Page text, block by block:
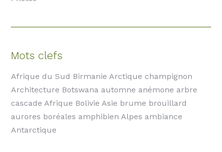
Mots clefs
Afrique du Sud Birmanie Arctique champignon
Architecture Botswana automne anémone arbre
cascade Afrique Bolivie Asie brume brouillard
aurores boréales amphibien Alpes ambiance
Antarctique